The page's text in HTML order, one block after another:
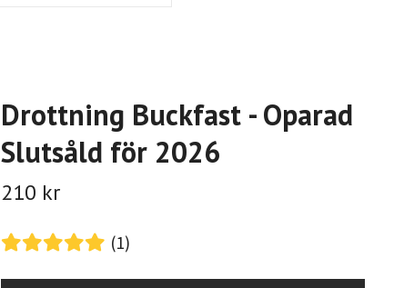
Drottning Buckfast - Oparad
Slutsåld för 2026
210 kr
(1)